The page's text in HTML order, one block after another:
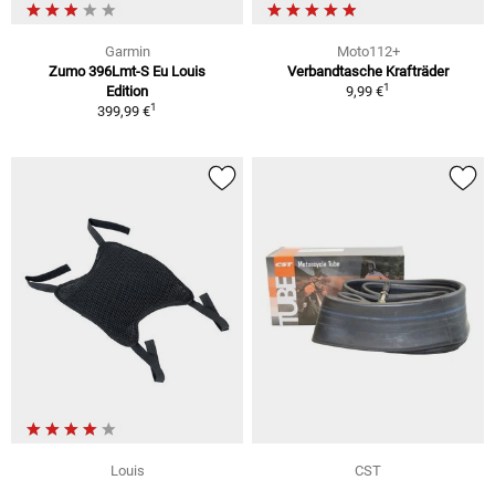
Garmin
Zumo 396Lmt-S Eu Louis
Edition
399,99 €1
Moto112+
Verbandtasche Krafträder
9,99 €1
Louis
CST